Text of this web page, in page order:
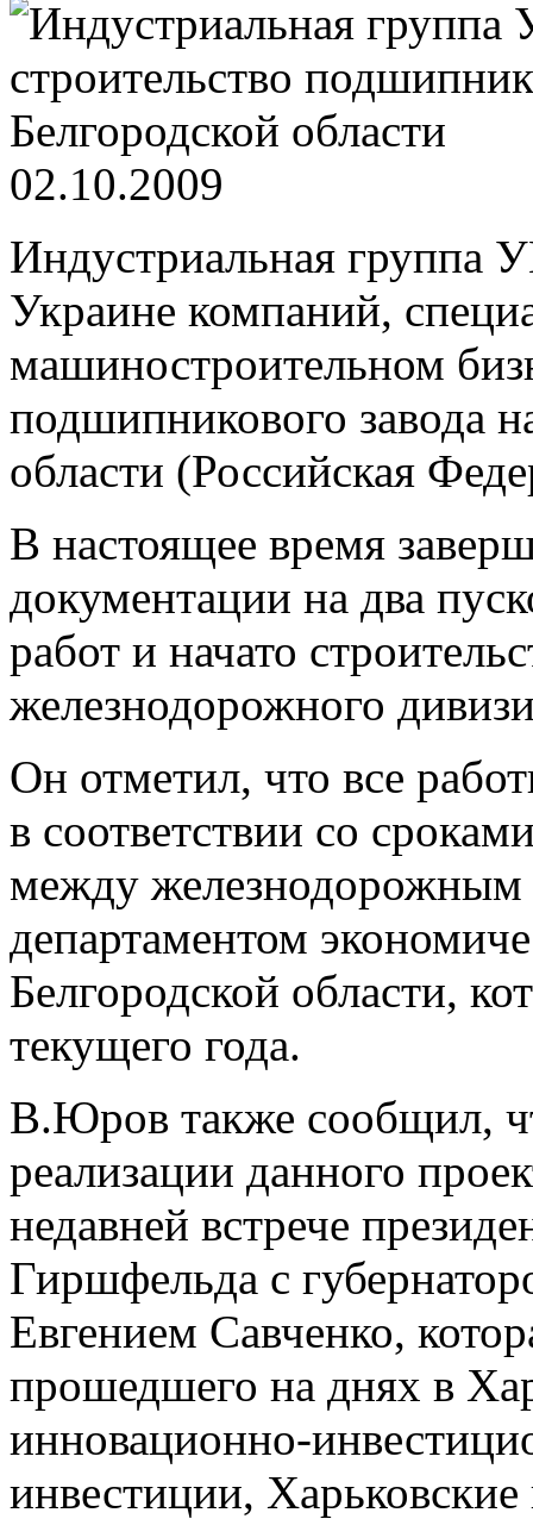
02.10.2009
Индустриальная группа
Украине компаний,
машиностроительном
подшипникового завода
области (Российская
В настоящее время
документации на два
работ и начато
железнодорожного
Он отметил, что все
в соответствии со
между
департаментом
Белгородской области,
текущего года.
В.Юров также сообщил,
реализации данного
недавней встрече
Гиршфельда с
Евгением Савченко,
прошедшего на днях в
инновационно-
инвестиции,